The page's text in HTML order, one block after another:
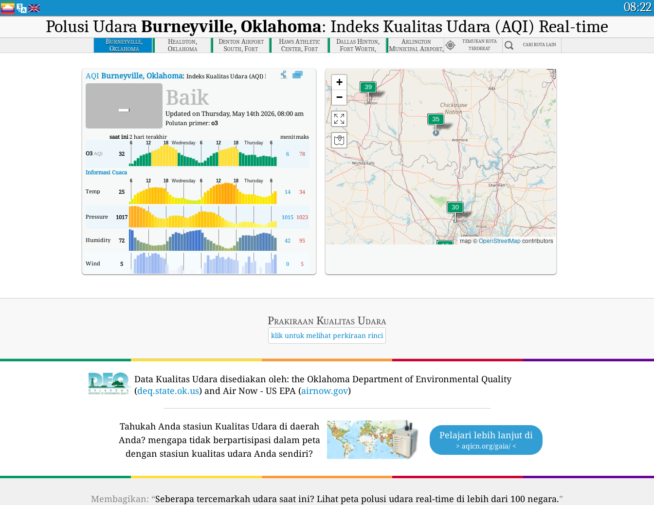
08:22
Polusi Udara Burneyville, Oklahoma: Indeks Kualitas Udara (AQI) Real-time
Burneyville,
Oklahoma
Healdton,
Oklahoma
Denton Airport
South, Fort
Worth, Dallas,
Haws Athletic
Center, Fort
Worth, Dallas,
Dallas Hinton,
Fort Worth,
Dallas, Texas
Arlington
Municipal Airport,
Fort Worth,
TEMUKAN KOTA
TERDEKAT
CARI KOTA LAIN
AQI Burneyville, Oklahoma: Indeks Kualitas Udara (AQI) Real-time Burneyville, Oklahoma.
- Baik
Updated on Thursday, May 14th 2026, 08:00 am
Polutan primer:o3
saat ini2 hari terakhir menitmaks
O3 AQI 32 6 78
Informasi Cuaca
Temp 25 14 34
Pressure 1017 1015 1023
Humidity 72 42 95
Wind 5 0 5
+
−
map ©OpenStreetMapcontributors
Prakiraan Kualitas Udara
klik untuk melihat perkiraan rinci
Data Kualitas Udara disediakan oleh: the Oklahoma Department of Environmental Quality
(deq.state.ok.us) and Air Now - US EPA (airnow.gov)
Tahukah Anda stasiun Kualitas Udara di daerah
Anda? mengapa tidak berpartisipasi dalam peta
dengan stasiun kualitas udara Anda sendiri?
Pelajari lebih lanjut di
> aqicn.org/gaia/ <
Membagikan: “Seberapa tercemarkah udara saat ini? Lihat peta polusi udara real-time di lebih dari 100 negara.”